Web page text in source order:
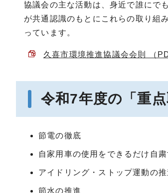
協議会の主な活動は、身近で誰にで
が共通認識のもとにこれらの取り組
っています。
久喜市環境推進協議会会則 （
令和7年度の「重点
節電の徹底
自家用車の使用をできるだけ自
アイドリング・ストップ運動の推
節水の推進